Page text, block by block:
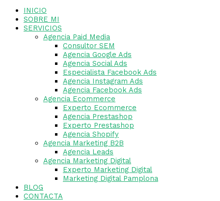
INICIO
SOBRE MI
SERVICIOS
Agencia Paid Media
Consultor SEM
Agencia Google Ads
Agencia Social Ads
Especialista Facebook Ads
Agencia Instagram Ads
Agencia Facebook Ads
Agencia Ecommerce
Experto Ecommerce
Agencia Prestashop
Experto Prestashop
Agencia Shopify
Agencia Marketing B2B
Agencia Leads
Agencia Marketing Digital
Experto Marketing Digital
Marketing Digital Pamplona
BLOG
CONTACTA